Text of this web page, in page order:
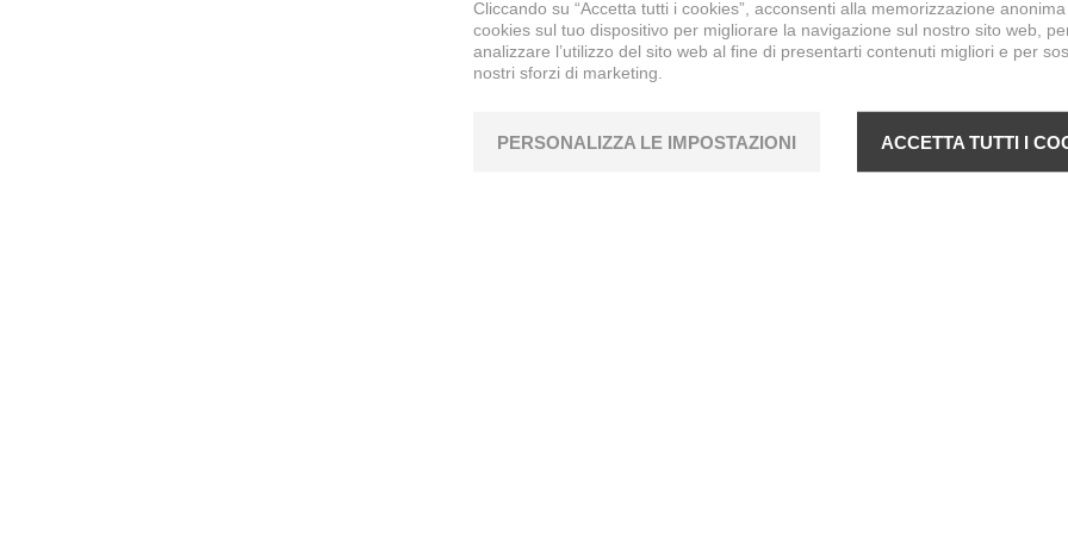
Cliccando su “Accetta tutti i cookies”, acconsenti alla memorizzazione
cookies sul tuo dispositivo per migliorare la navigazione sul nostro sito web,
analizzare l’utilizzo del sito web al fine di presentarti contenuti migliori e per
nostri sforzi di marketing.
PERSONALIZZA LE IMPOSTAZIONI ACCETTA TUTTI I